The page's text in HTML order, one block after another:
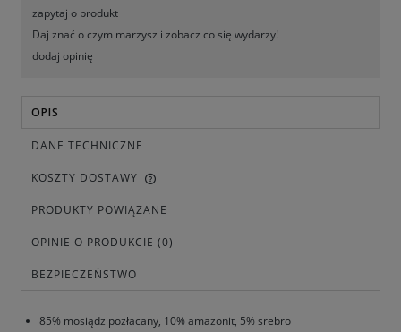
zapytaj o produkt
Daj znać o czym marzysz i zobacz co się wydarzy!
dodaj opinię
OPIS
DANE TECHNICZNE
KOSZTY DOSTAWY
PRODUKTY POWIĄZANE
OPINIE O PRODUKCIE (0)
BEZPIECZEŃSTWO
85% mosiądz pozłacany, 10% amazonit, 5% srebro